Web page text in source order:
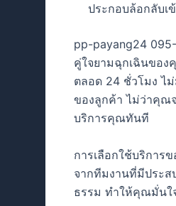
ประกอบล้อกลับเ
pp-payang24
คู่ใจยามฉุกเฉินขอ
ตลอด 24 ชั่วโมง ไ
ของลูกค้า ไม่ว่าคุณ
บริการคุณทันที
การเลือกใช้บริการ
จากทีมงานที่มีประ
ธรรม ทำให้คุณมั่นใ